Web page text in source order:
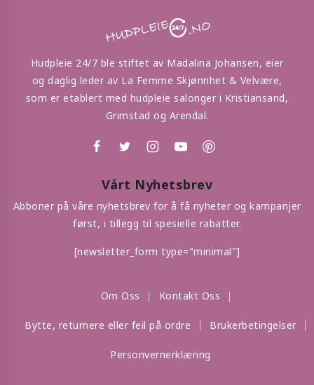
Hudpleie 24/7 ble stiftet av Madalina Johansen, eier
og daglig leder av La Femme Skjønnhet & Velvære,
som er etablert med hudpleie salonger i Kristiansand,
Grimstad og Arendal.
Vårt Nyhetsbrev
Abboner på våre nyhetsbrev for å få nyheter og kampanjer
først, i tillegg til spesielle rabatter.
[newsletter_form type="minimal"]
Om Oss Kontakt Oss
Bytte, returnere eller feil på ordre Brukerbetingelser
Personvernerklæring